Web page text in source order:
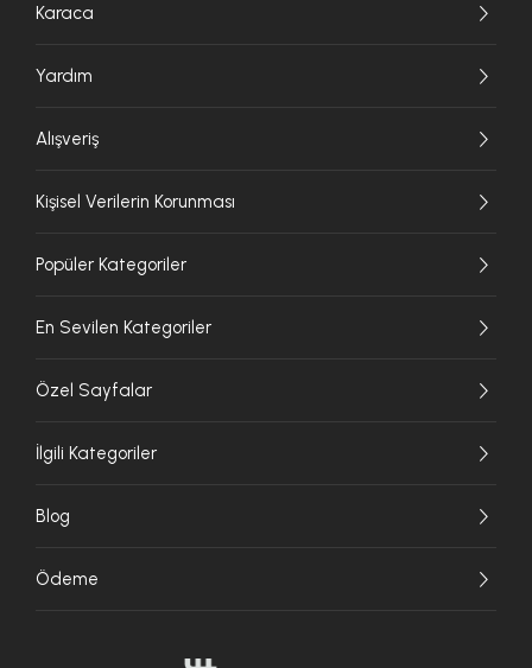
Karaca
Yardım
Alışveriş
Kişisel Verilerin Korunması
Popüler Kategoriler
En Sevilen Kategoriler
Özel Sayfalar
İlgili Kategoriler
Blog
Ödeme